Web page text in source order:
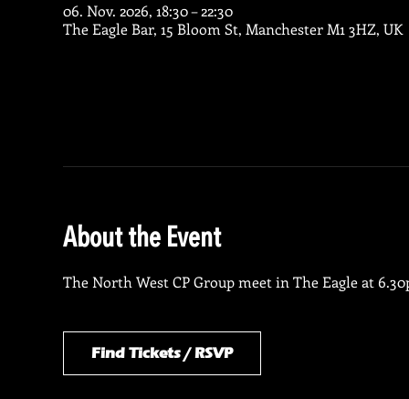
06. Nov. 2026, 18:30 – 22:30
The Eagle Bar, 15 Bloom St, Manchester M1 3HZ, UK
About the Event
The North West CP Group meet in The Eagle at
Find Tickets / RSVP